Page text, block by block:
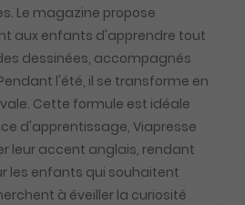
Le magazine propose
aux enfants d'apprendre tout
dessinées, accompagnés
l'été, il se transforme en
Cette formule est idéale
d'apprentissage, Viapresse
leur accent anglais, rendant
les enfants qui souhaitent
à éveiller la curiosité